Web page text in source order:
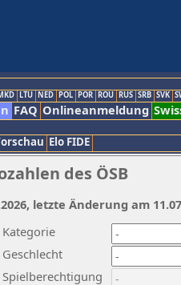
LTU NED POL POR ROU RUS SRB SVK
FAQ Onlineanmeldung
Elo FIDE
des ÖSB
Kategorie
Geschlecht
Spielberechtigung
letzte Änderung am